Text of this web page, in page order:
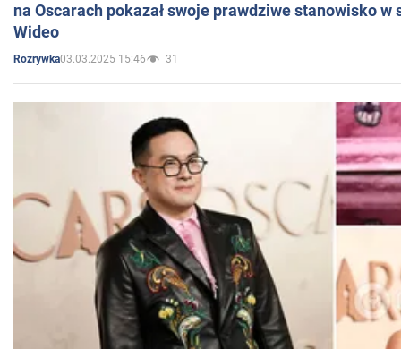
na Oscarach pokazał swoje prawdziwe stanowisko w
Wideo
Rozrywka03.03.2025 15:46 31